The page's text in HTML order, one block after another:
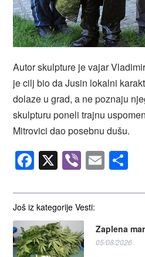
Još iz kategorije Vesti:
Zaplena
05/08/2026
Autor skulpture je vajar
je cilj bio da Jusin lokalni
dolaze u grad, a ne poznaju
skulpturu poneli trajnu
Mitrovici dao posebnu dušu.
Facebook
X Viber
Email